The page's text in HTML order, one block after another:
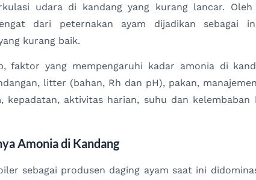
udara di kandang yang kurang lancar.
dari peternakan ayam dijadikan sebagai
kurang baik.
faktor yang mempengaruhi kadar amonia di
litter (bahan, Rh dan pH), pakan,
kepadatan, aktivitas harian, suhu dan kelembaban
Amonia di Kandang
sebagai produsen daging ayam saat ini